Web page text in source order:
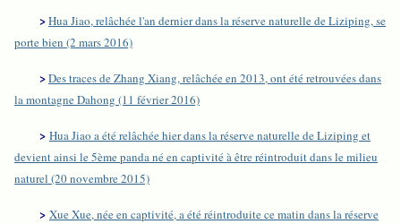
>Hua Jiao, relâchée l'an dernier dans la réserve naturelle de Liziping, se
porte bien (2 mars 2016)
>Des traces de Zhang Xiang, relâchée en 2013, ont été retrouvées dans
la montagne Dahong (11 février 2016)
> Hua Jiao a été relâchée hier dans la réserve naturelle de Liziping et
devient ainsi le 5ème panda né en captivité à être réintroduit dans le milieu
naturel (20 novembre 2015)
> Xue Xue, née en captivité, a été réintroduite ce matin dans la réserve